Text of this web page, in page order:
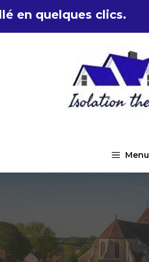
en quelques clics.
Menu